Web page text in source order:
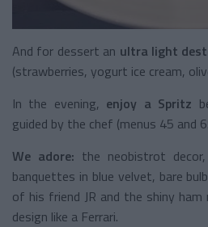
And for dessert an ultra light
(strawberries, yogurt ice cream,
In the evening, enjoy a Spritz
guided by the chef (menus 45 and
We adore: the neobistrot decor,
banquettes in blue velvet, bare
of his friend JR and the shiny
design like a Ferrari.